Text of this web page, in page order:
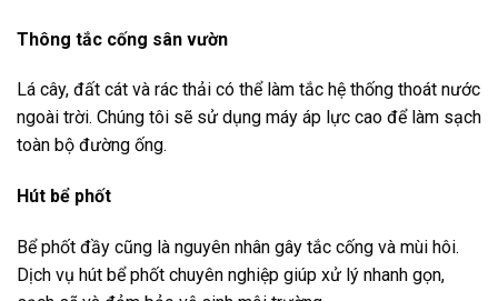
Thông tắc cống sân vườn
Lá cây, đất cát và rác thải có thể làm tắc hệ thống thoát nước
ngoài trời. Chúng tôi sẽ sử dụng máy áp lực cao để làm sạch
toàn bộ đường ống.
Hút bể phốt
Bể phốt đầy cũng là nguyên nhân gây tắc cống và mùi hôi.
Dịch vụ hút bể phốt chuyên nghiệp giúp xử lý nhanh gọn,